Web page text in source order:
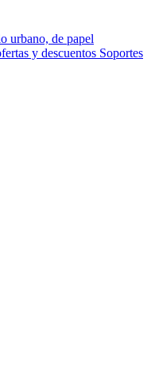
urbano, de papel
y descuentos Soportes